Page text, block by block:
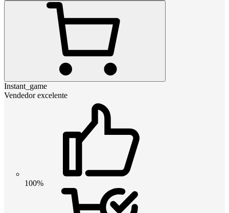
Instant_game
Vendedor excelente
100%